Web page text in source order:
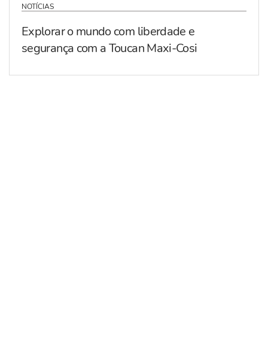
NOTÍCIAS
Explorar o mundo com liberdade e
segurança com a Toucan Maxi-Cosi